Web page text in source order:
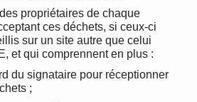
propriétaires de chaque
ces déchets, si ceux-ci
sur un site autre que celui
et qui comprennent en plus :
du signataire pour réceptionner
;